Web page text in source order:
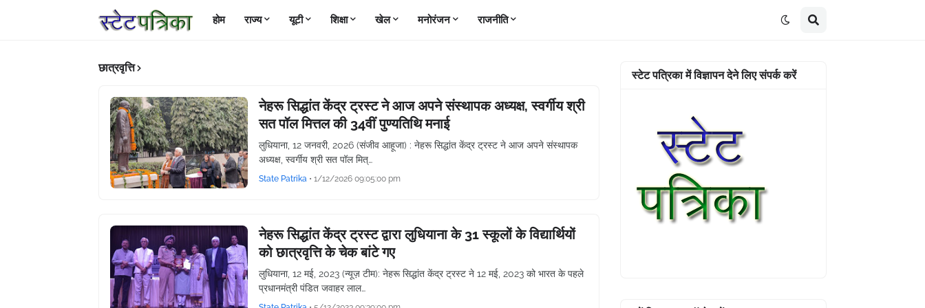
होम राज्य यूटी शिक्षा खेल मनोरंजन राजनीति
छात्रवृत्ति
नेहरू सिद्धांत केंद्र ट्रस्ट ने आज अपने संस्थापक अध्यक्ष, स्वर्गीय श्री
सत पॉल मित्तल की 34वीं पुण्यतिथि मनाई
लुधियाना, 12 जनवरी, 2026 (संजीव आहूजा) : नेहरू सिद्धांत केंद्र ट्रस्ट ने आज अपने संस्थापक
अध्यक्ष, स्वर्गीय श्री सत पॉल मित्…
State Patrika • 1/12/2026 09:05:00 pm
नेहरू सिद्धांत केंद्र ट्रस्ट द्वारा लुधियाना के 31 स्कूलों के विद्यार्थियों
को छात्रवृत्ति के चेक बांटे गए
लुधियाना, 12 मई, 2023 (न्यूज़ टीम): नेहरू सिद्धांत केंद्र ट्रस्ट ने 12 मई, 2023 को भारत के पहले
प्रधानमंत्री पंडित जवाहर लाल…
स्टेट पत्रिका में विज्ञापन देने लिए संपर्क करें